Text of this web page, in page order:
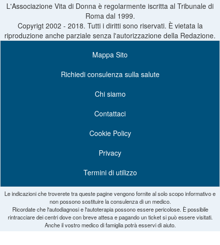
L'Associazione Vita di Donna è regolarmente iscritta al Tribunale di
Roma dal 1999.
Copyrigt 2002 - 2018. Tutti i diritti sono riservati. È vietata la
riproduzione anche parziale senza l'autorizzazione della Redazione.
Mappa Sito
Richiedi consulenza sulla salute
Chi siamo
Contattaci
Cookie Policy
Privacy
Termini di utilizzo
Le indicazioni che troverete tra queste pagine vengono fornite al solo scopo informativo e
non possono sostituire la consulenza di un medico.
Ricordate che l'autodiagnosi e l'autoterapia possono essere pericolose. È possibile
rintracciare dei centri dove con breve attesa e pagando un ticket si può essere visitati.
Anche il vostro medico di famiglia potrà esservi di aiuto.